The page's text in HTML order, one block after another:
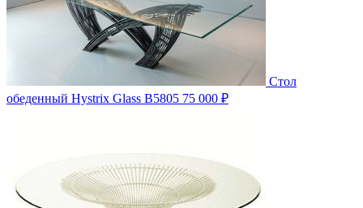
Стол
обеденный Hystrix Glass B5805 75 000 ₽